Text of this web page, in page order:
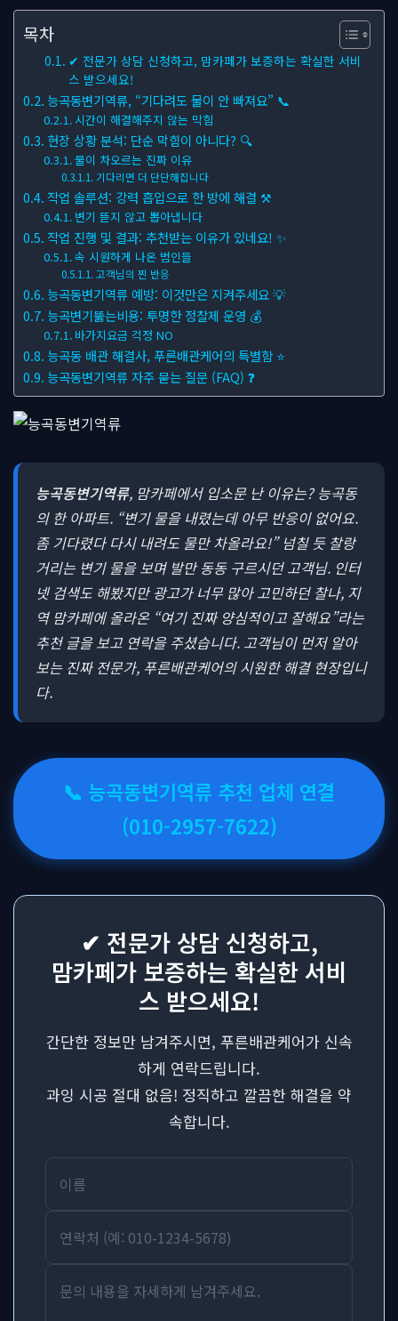
목차
✔ 전문가 상담 신청하고, 맘카페가 보증하는 확실한 서비
스 받으세요!
능곡동변기역류, “기다려도 물이 안 빠져요” 📞
시간이 해결해주지 않는 막힘
현장 상황 분석: 단순 막힘이 아니다? 🔍
물이 차오르는 진짜 이유
기다리면 더 단단해집니다
작업 솔루션: 강력 흡입으로 한 방에 해결 ⚒
변기 뜯지 않고 뽑아냅니다
작업 진행 및 결과: 추천받는 이유가 있네요! ✨
속 시원하게 나온 범인들
고객님의 찐 반응
능곡동변기역류 예방: 이것만은 지켜주세요 💡
능곡변기뚫는비용: 투명한 정찰제 운영 💰
바가지요금 걱정 NO
능곡동 배관 해결사, 푸른배관케어의 특별함 ⭐
능곡동변기역류 자주 묻는 질문 (FAQ) ❓
능곡동변기역류, 맘카페에서 입소문 난 이유는? 능곡동
의 한 아파트. “변기 물을 내렸는데 아무 반응이 없어요.
좀 기다렸다 다시 내려도 물만 차올라요!” 넘칠 듯 찰랑
거리는 변기 물을 보며 발만 동동 구르시던 고객님. 인터
넷 검색도 해봤지만 광고가 너무 많아 고민하던 찰나, 지
역 맘카페에 올라온 “여기 진짜 양심적이고 잘해요”라는
추천 글을 보고 연락을 주셨습니다. 고객님이 먼저 알아
보는 진짜 전문가, 푸른배관케어의 시원한 해결 현장입니
다.
📞 능곡동변기역류 추천 업체 연결
(010-2957-7622)
✔ 전문가 상담 신청하고,
맘카페가 보증하는 확실한 서비
스 받으세요!
간단한 정보만 남겨주시면, 푸른배관케어가 신속
하게 연락드립니다.
과잉 시공 절대 없음! 정직하고 깔끔한 해결을 약
속합니다.